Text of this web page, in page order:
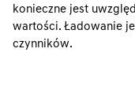
konieczne jest
wartości. Ładowanie
czynników.